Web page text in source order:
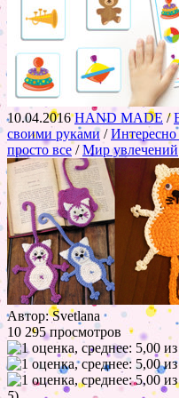
10.04.2016HAND MADE /
своими руками /
просто все /Мир увлечений
Автор: Svetlana
10 295 просмотров